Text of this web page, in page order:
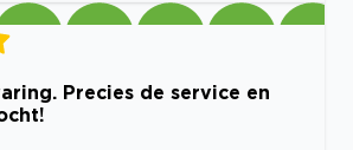
Precies de service en